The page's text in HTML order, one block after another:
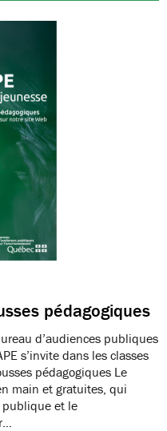
pédagogiques
d’audiences publiques
s’invite dans les classes
pédagogiques Le
main et gratuites, qui
publique et le